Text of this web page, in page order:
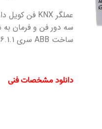
ساخت ABB سری FCL/S2.6.1.1
دانلود مشخصات فنی